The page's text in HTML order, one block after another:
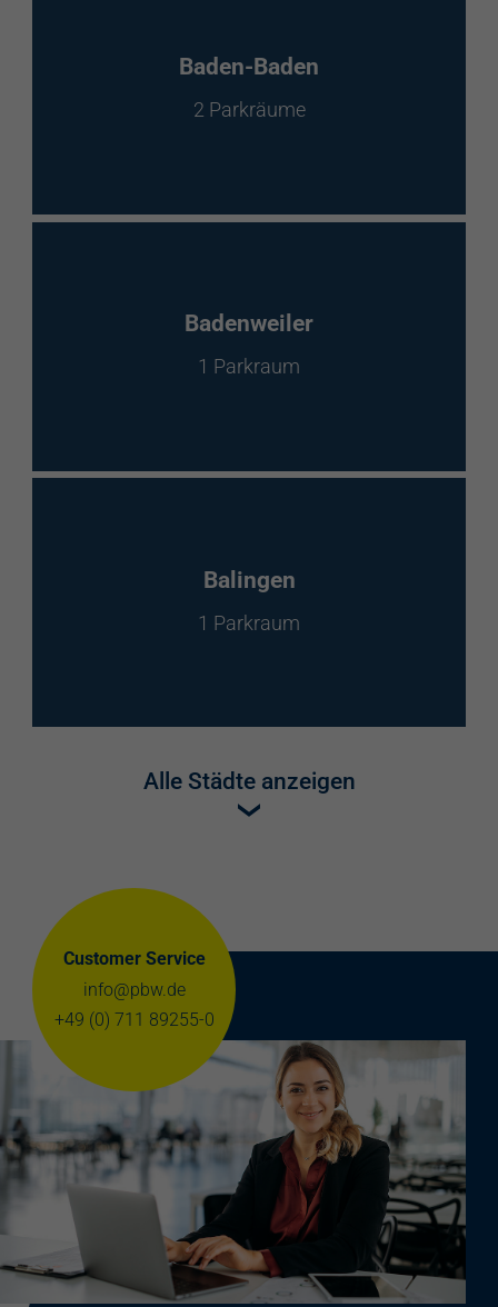
Baden-Baden
2 Parkräume
Badenweiler
1 Parkraum
Balingen
1 Parkraum
Alle Städte anzeigen
Customer Service
info@pbw.de
+49 (0) 711 89255-0